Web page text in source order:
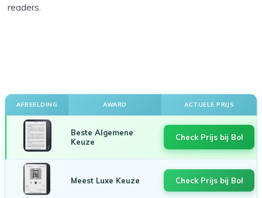
readers.
AFBEELDING AWARD ACTUELE PRIJS
Beste Algemene
Keuze
Check Prijs bij Bol
Meest Luxe Keuze Check Prijs bij Bol